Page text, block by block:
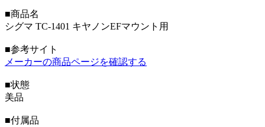
■商品名
シグマ TC-1401 キヤノンEFマウント用
■参考サイト
メーカーの商品ページを確認する
■状態
美品
■付属品